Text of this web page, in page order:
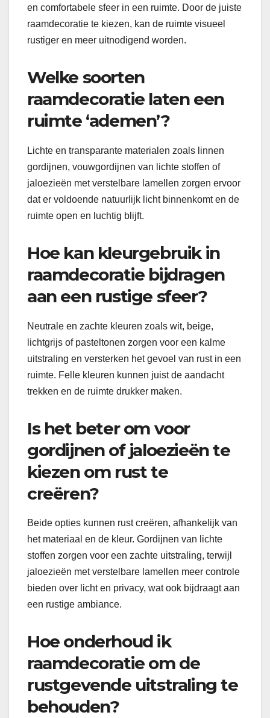
en comfortabele sfeer in een ruimte. Door de juiste
raamdecoratie te kiezen, kan de ruimte visueel
rustiger en meer uitnodigend worden.
Welke soorten
raamdecoratie laten een
ruimte ‘ademen’?
Lichte en transparante materialen zoals linnen
gordijnen, vouwgordijnen van lichte stoffen of
jaloezieën met verstelbare lamellen zorgen ervoor
dat er voldoende natuurlijk licht binnenkomt en de
ruimte open en luchtig blijft.
Hoe kan kleurgebruik in
raamdecoratie bijdragen
aan een rustige sfeer?
Neutrale en zachte kleuren zoals wit, beige,
lichtgrijs of pasteltonen zorgen voor een kalme
uitstraling en versterken het gevoel van rust in een
ruimte. Felle kleuren kunnen juist de aandacht
trekken en de ruimte drukker maken.
Is het beter om voor
gordijnen of jaloezieën te
kiezen om rust te
creëren?
Beide opties kunnen rust creëren, afhankelijk van
het materiaal en de kleur. Gordijnen van lichte
stoffen zorgen voor een zachte uitstraling, terwijl
jaloezieën met verstelbare lamellen meer controle
bieden over licht en privacy, wat ook bijdraagt aan
een rustige ambiance.
Hoe onderhoud ik
raamdecoratie om de
rustgevende uitstraling te
behouden?